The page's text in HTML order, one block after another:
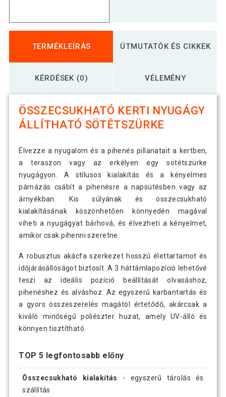
TERMÉKLEÍRÁS ÚTMUTATÓK ÉS CIKKEK
KÉRDÉSEK (0) VÉLEMÉNY
ÖSSZECSUKHATÓ KERTI NYUGÁGY
ÁLLÍTHATÓ SÖTÉTSZÜRKE
Élvezze a nyugalom és a pihenés pillanatait a kertben,
a teraszon vagy az erkélyen egy sötétszürke
nyugágyon. A stílusos kialakítás és a kényelmes
párnázás csábít a pihenésre a napsütésben vagy az
árnyékban. Kis súlyának és összecsukható
kialakításának köszönhetően könnyedén magával
viheti a nyugágyat bárhová, és élvezheti a kényelmet,
amikor csak pihenni szeretne.
A robusztus akácfa szerkezet hosszú élettartamot és
időjárásállóságot biztosít. A 3 háttámlapozíció lehetővé
teszi az ideális pozíció beállítását olvasáshoz,
pihenéshez és alváshoz. Az egyszerű karbantartás és
a gyors összeszerelés magától értetődő, akárcsak a
kiváló minőségű poliészter huzat, amely UV-álló és
könnyen tisztítható.
TOP 5 legfontosabb előny
Összecsukható kialakítás
- egyszerű tárolás és
szállítás